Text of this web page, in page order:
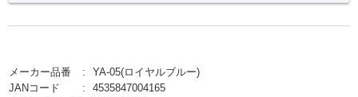
メーカー品番
YA-05(ロイヤルブルー)
JANコード
4535847004165